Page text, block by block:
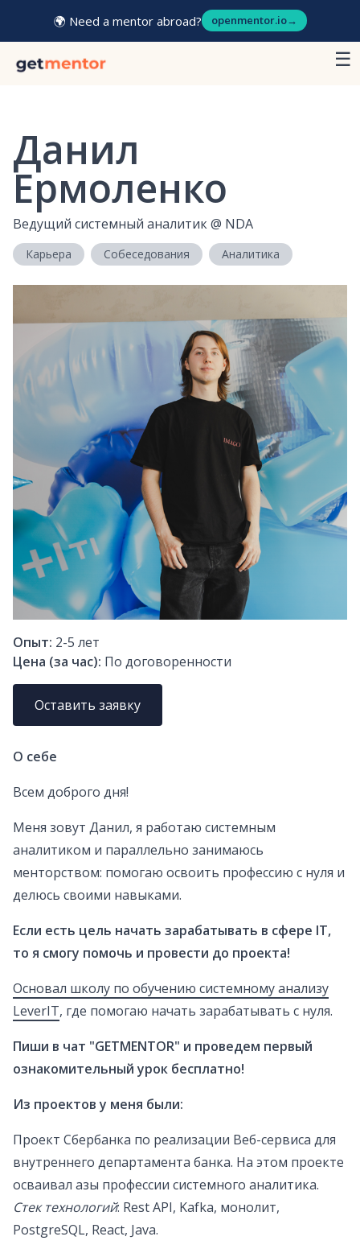
🌍 Need a mentor abroad? openmentor.io→
☰
Данил
Ермоленко
Ведущий системный аналитик@ NDA
Карьера Собеседования Аналитика
Опыт: 2-5 лет
Цена (за час): По договоренности
Оставить заявку
О себе
Всем доброго дня!
Меня зовут Данил, я работаю системным
аналитиком и параллельно занимаюсь
менторством: помогаю освоить профессию с нуля и
делюсь своими навыками.
Если есть цель начать зарабатывать в сфере IT,
то я смогу помочь и провести до проекта!
Основал школу по обучению системному анализу
LeverIT, где помогаю начать зарабатывать с нуля.
Пиши в чат "GETMENTOR" и проведем первый
ознакомительный урок бесплатно!
Из проектов у меня были:
Проект Сбербанка по реализации Веб-сервиса для
внутреннего департамента банка. На этом проекте
осваивал азы профессии системного аналитика.
Стек технологий: Rest API, Kafka, монолит,
PostgreSQL, React, Java.